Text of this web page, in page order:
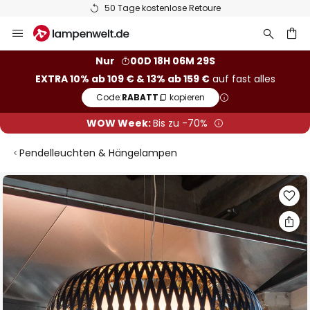
50 Tage kostenlose Retoure
Inhalt
Nur
00D 18H 06M 28S
EXTRA 10% ab 109 € & 13% ab 159 €auf fast alles
Code:RABATT kopieren
WOW Week:Bis zu -70%
Pendelleuchten & Hängelampen
Zum
Ende
der
Bildgalerie
springen